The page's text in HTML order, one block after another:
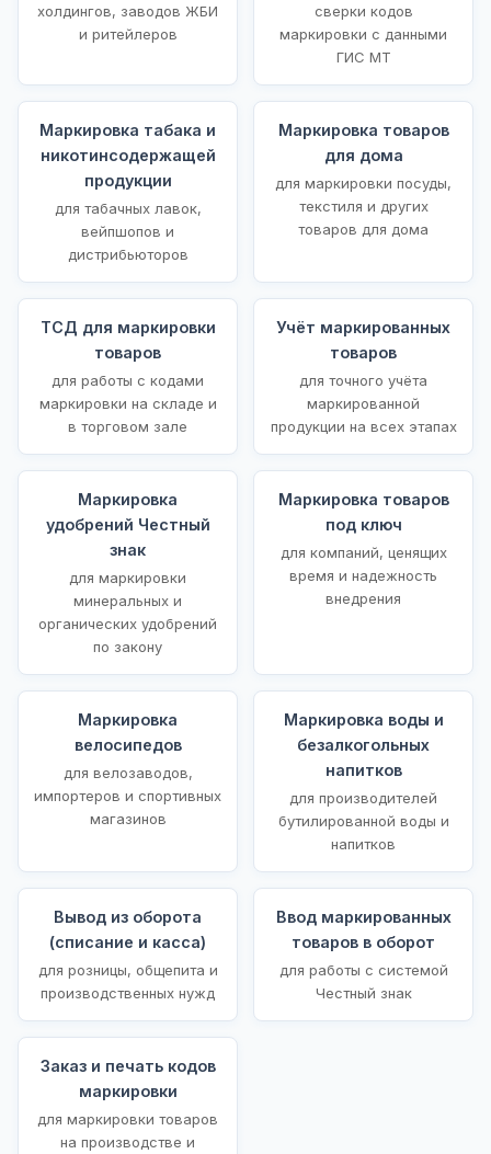
холдингов, заводов ЖБИ
и ритейлеров
сверки кодов
маркировки с данными
ГИС МТ
Маркировка табака и
никотинсодержащей
продукции
для табачных лавок,
вейпшопов и
дистрибьюторов
Маркировка товаров
для дома
для маркировки посуды,
текстиля и других
товаров для дома
ТСД для маркировки
товаров
для работы с кодами
маркировки на складе и
в торговом зале
Учёт маркированных
товаров
для точного учёта
маркированной
продукции на всех этапах
Маркировка
удобрений Честный
знак
для маркировки
минеральных и
органических удобрений
по закону
Маркировка товаров
под ключ
для компаний, ценящих
время и надежность
внедрения
Маркировка
велосипедов
для велозаводов,
импортеров и спортивных
магазинов
Маркировка воды и
безалкогольных
напитков
для производителей
бутилированной воды и
напитков
Вывод из оборота
(списание и касса)
для розницы, общепита и
производственных нужд
Ввод маркированных
товаров в оборот
для работы с системой
Честный знак
Заказ и печать кодов
маркировки
для маркировки товаров
на производстве и